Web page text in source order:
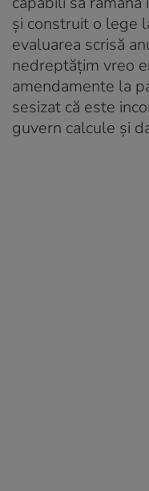
și construit o lege
evaluarea scrisă
nedreptățim vreo
amendamente la
sesizat că este
guvern calcule și